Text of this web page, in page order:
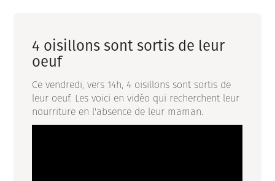
4 oisillons sont sortis de leur
oeuf
Ce vendredi, vers 14h, 4 oisillons sont sortis de
leur oeuf. Les voici en vidéo qui recherchent leur
nourriture en l'absence de leur maman.